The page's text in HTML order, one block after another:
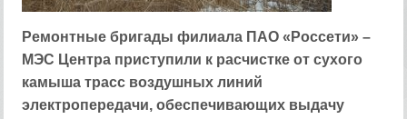
Ремонтные бригады филиала ПАО «Россети» –
МЭС Центра приступили к расчистке от сухого
камыша трасс воздушных линий
электропередачи, обеспечивающих выдачу